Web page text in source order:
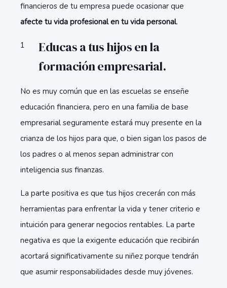
financieros de tu empresa puede ocasionar que
afecte tu vida profesional en tu vida personal.
Educas a tus hijos en la
formación empresarial.
No es muy común que en las escuelas se enseñe
educación financiera, pero en una familia de base
empresarial seguramente estará muy presente en la
crianza de los hijos para que, o bien sigan los pasos de
los padres o al menos sepan administrar con
inteligencia sus finanzas.
La parte positiva es que tus hijos crecerán con más
herramientas para enfrentar la vida y tener criterio e
intuición para generar negocios rentables. La parte
negativa es que la exigente educación que recibirán
acortará significativamente su niñez porque tendrán
que asumir responsabilidades desde muy jóvenes.